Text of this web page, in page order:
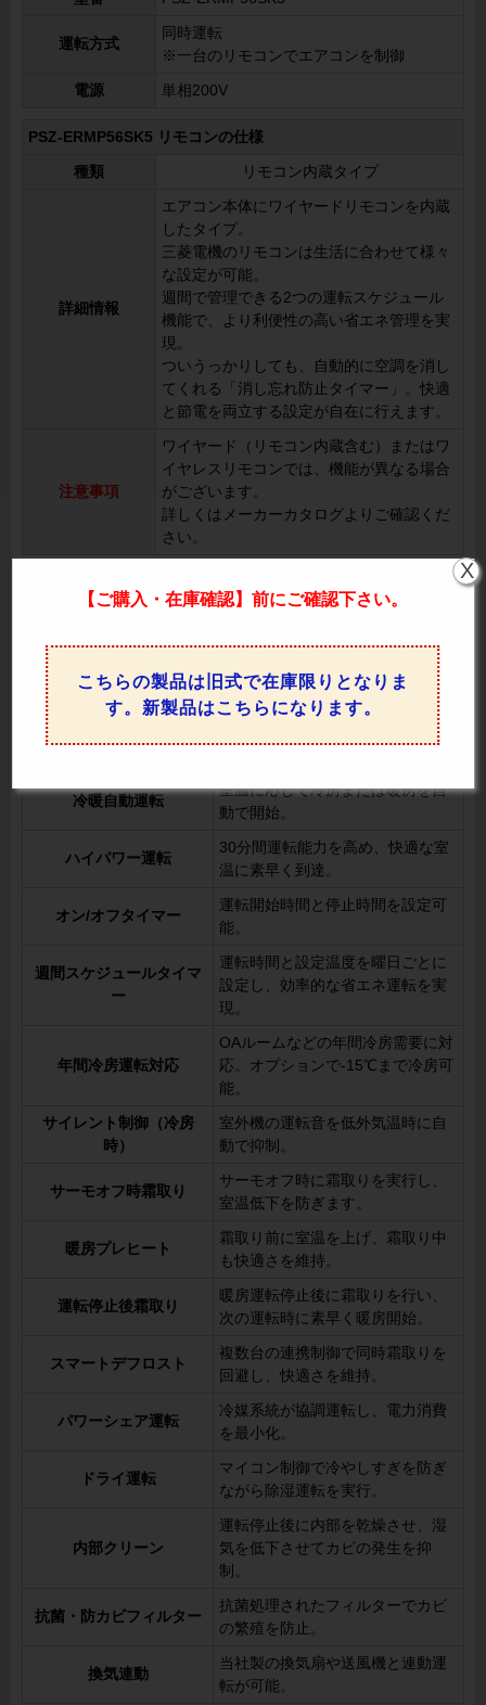
運転方式
同時運転
※一台のリモコンでエアコンを制御
電源 単相200V
PSZ-ERMP56SK5 リモコンの仕様
種類 リモコン内蔵タイプ
詳細情報
エアコン本体にワイヤードリモコンを内蔵
したタイプ。
三菱電機のリモコンは生活に合わせて様々
な設定が可能。
週間で管理できる2つの運転スケジュール
機能で、より利便性の高い省エネ管理を実
現。
ついうっかりしても、自動的に空調を消し
てくれる「消し忘れ防止タイマー」。快適
と節電を両立する設定が自在に行えます。
注意事項
ワイヤード（リモコン内蔵含む）またはワ
イヤレスリモコンでは、機能が異なる場合
がございます。
詳しくはメーカーカタログよりご確認くだ
さい。
左右風向切換
リモコンで左右の風向を変更可
能。
風速自動
室温や設定温度に応じてファンの
冷暖自動運転
室温に応じて冷房または暖房を自
動で開始。
ハイパワー運転
30分間運転能力を高め、快適な室
温に素早く到達。
オン/オフタイマー
運転開始時間と停止時間を設定可
能。
週間スケジュールタイマ
ー
運転時間と設定温度を曜日ごとに
設定し、効率的な省エネ運転を実
現。
年間冷房運転対応
OAルームなどの年間冷房需要に対
応。オプションで-15℃まで冷房可
能。
サイレント制御（冷房
時）
室外機の運転音を低外気温時に自
動で抑制。
サーモオフ時霜取り
サーモオフ時に霜取りを実行し、
室温低下を防ぎます。
暖房プレヒート
霜取り前に室温を上げ、霜取り中
も快適さを維持。
運転停止後霜取り
暖房運転停止後に霜取りを行い、
次の運転時に素早く暖房開始。
スマートデフロスト
複数台の連携制御で同時霜取りを
回避し、快適さを維持。
パワーシェア運転
冷媒系統が協調運転し、電力消費
を最小化。
ドライ運転
マイコン制御で冷やしすぎを防ぎ
ながら除湿運転を実行。
内部クリーン
運転停止後に内部を乾燥させ、湿
気を低下させてカビの発生を抑
制。
抗菌・防カビフィルター
抗菌処理されたフィルターでカビ
の繁殖を防止。
換気連動
当社製の換気扇や送風機と連動運
転が可能。
【ご購入・在庫確認】前にご確認下さい。
こちらの製品は旧式で在庫限りとなりま
す。新製品はこちらになります。
X